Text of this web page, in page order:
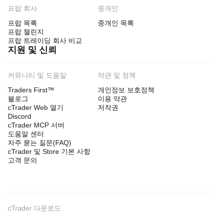
프랍 회사
프랍 목록
프랍 챌린지
프랍 트레이딩 회사 비교
중개인
중개인 목록
지원 및 신뢰
커뮤니티 및 도움말
Traders First™
블로그
cTrader Web 열기
Discord
cTrader MCP 서버
도움말 센터
자주 묻는 질문(FAQ)
cTrader 및 Store 기본 사항
고객 문의
약관 및 정책
개인정보 보호정책
이용 약관
저작권
cTrader 다운로드